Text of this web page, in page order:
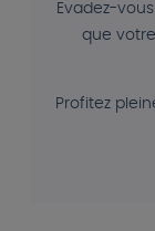
Evadez-
que
Profitez